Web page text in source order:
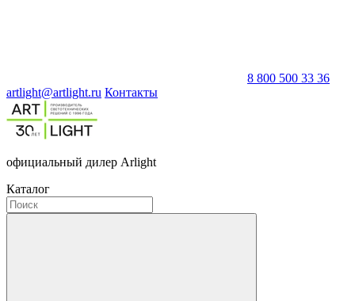
8 800 500 33 36
artlight@artlight.ru Контакты
официальный дилер Arlight
Каталог